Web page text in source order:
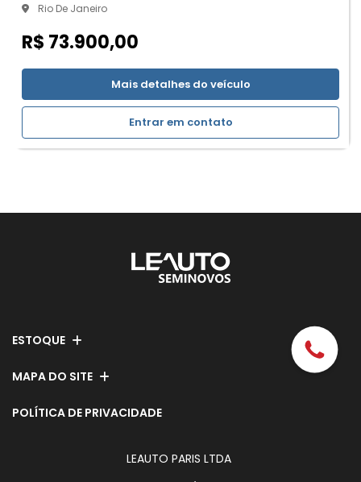
Rio De Janeiro
R$ 73.900,00
Mais detalhes do veículo
Entrar em contato
ESTOQUE
MAPA DO SITE
POLÍTICA DE PRIVACIDADE
LEAUTO PARIS LTDA